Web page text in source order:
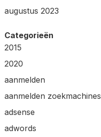
augustus 2023
Categorieën
2015
2020
aanmelden
aanmelden zoekmachines
adsense
adwords